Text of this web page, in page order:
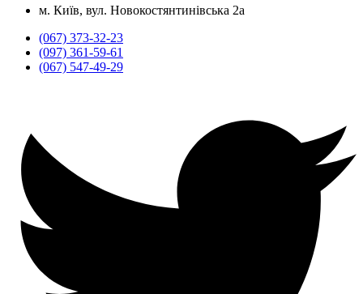
м. Київ, вул. Новокостянтинівська 2а
(067) 373-32-23
(097) 361-59-61
(067) 547-49-29